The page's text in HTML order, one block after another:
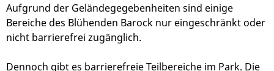
Aufgrund der Geländegegebenheiten sind einige
Bereiche des Blühenden Barock nur eingeschränkt oder
nicht barrierefrei zugänglich.
Dennoch gibt es barrierefreie Teilbereiche im Park. Die